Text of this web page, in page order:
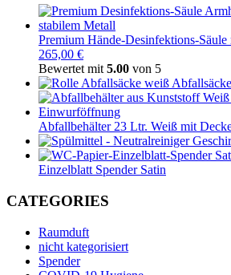
Premium Hände-Desinfektions-
265,00 €
Bewertet mit 5.00 von 5
Abfallbehälter 23 Ltr. Weiß mit
Einzelblatt Spender Satin
CATEGORIES
Raumduft
nicht kategorisiert
Spender